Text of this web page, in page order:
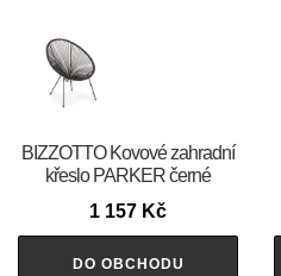
BIZZOTTO Kovové zahradní
křeslo PARKER černé
1 157 Kč
DO OBCHODU